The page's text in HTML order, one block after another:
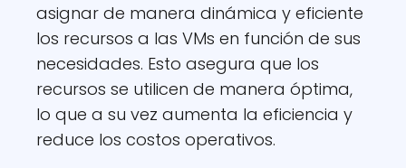
asignar de manera dinámica y eficiente
los recursos a las VMs en función de sus
necesidades. Esto asegura que los
recursos se utilicen de manera óptima,
lo que a su vez aumenta la eficiencia y
reduce los costos operativos.